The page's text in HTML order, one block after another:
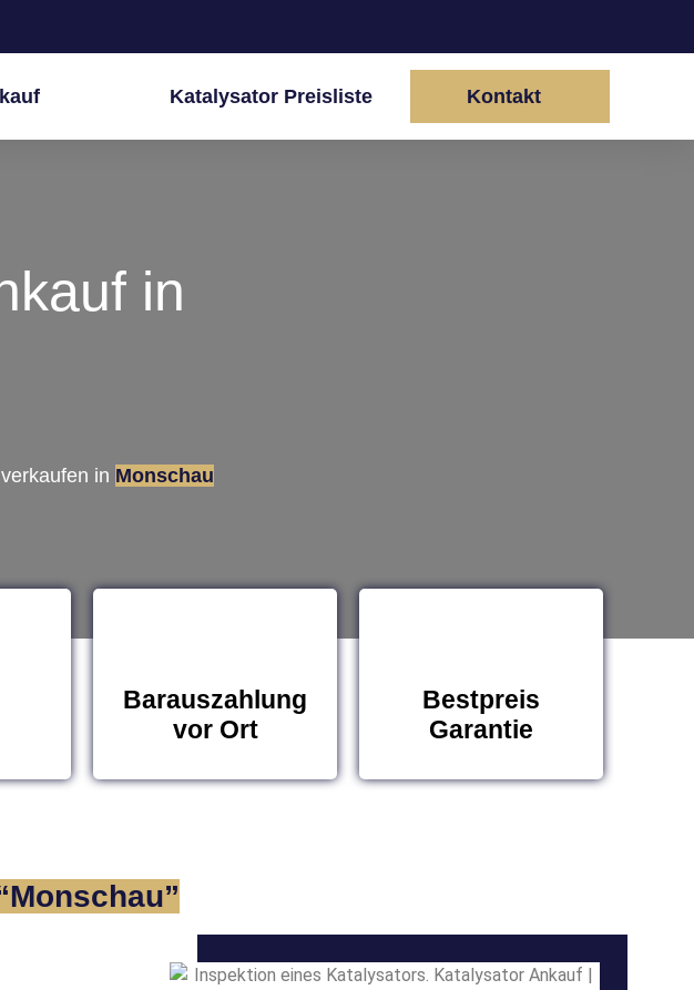
Katalysator Preisliste Kontakt
in
in Monschau
Barauszahlung
vor Ort
Bestpreis
Garantie
”